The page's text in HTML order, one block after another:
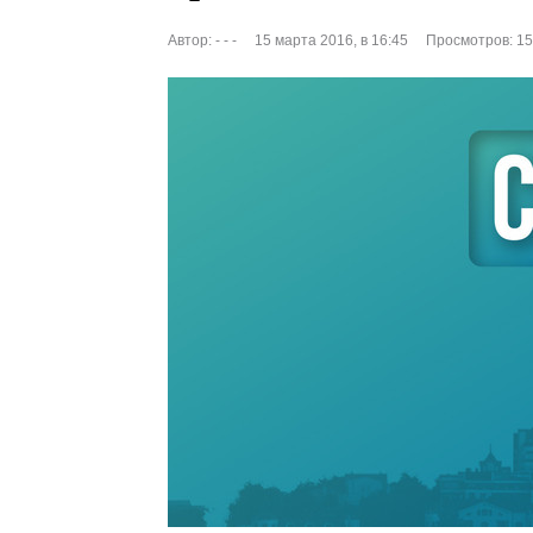
Автор: - - - 15 марта 2016, в 16:45 Просмотров: